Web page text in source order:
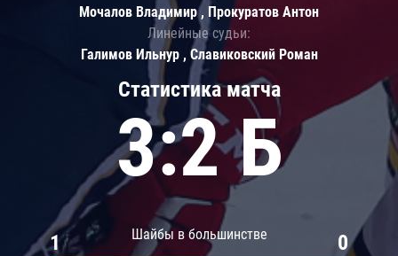
Статистика матча
3:2 Б
Шайбы в большинстве
1 0
Мочалов Владимир , Прокуратов Антон
Линейные судьи:
Галимов Ильнур , Славиковский Роман